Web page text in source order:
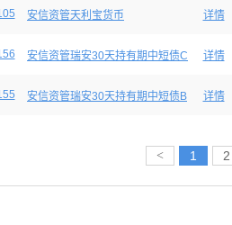
安信资管天利宝货币 详情
安信资管瑞安30天持有期中短债C 详情
安信资管瑞安30天持有期中短债B 详情
< 1 2